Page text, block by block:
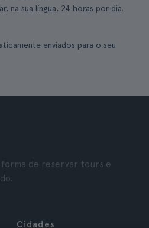
na sua língua, 24 horas por dia.
enviados para o seu
de reservar tours e
Cidades